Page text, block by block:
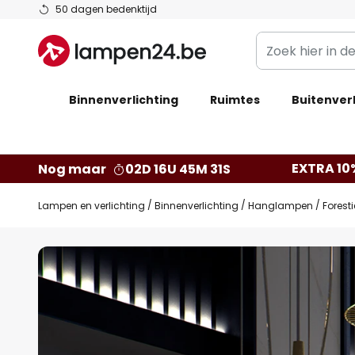
50 dagen bedenktijd
Ga
de
inhoud
Zoek
hier
de
Binnenverlichting Ruimtes
Nog maar 02D 16U 45M 30S EXTRA
Lampen en verlichting Binnenverlichting Hanglampen
Ga
naar
einde